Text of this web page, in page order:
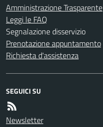
Amministrazione Trasparente
Leggi le FAQ
Segnalazione disservizio
Prenotazione appuntamento
Richiesta d'assistenza
SEGUICI SU
Newsletter